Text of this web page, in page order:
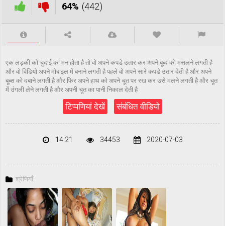
64% (442)
एक लड़की को चुदाई का मन होता है तो वो अपने कपडे उतार कर अपने बूब्द को मसलने लगती है
और वो विडियो अपने मोबाइल में बनाने लगती है पहले वो अपने सारे कपडे उतार देती है और अपने
बूब्स को दबाने लगती है और फिर अपने हाथ को अपने चूत पर रख कर उसे मलने लगती है और चूत
में उंगली लेने लगती है और अपनी चूत का पानी निकाल देती है
टिप्पणियां देखें संबंधित वीडियो
14:21 34453 2020-07-03
श्रेणियाँ: